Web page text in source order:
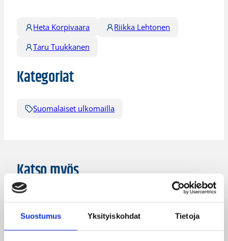
Suostumus Yksityiskohdat Tietoja
Heta Korpivaara
Riikka Lehtonen
Taru Tuukkanen
Kategoriat
Suomalaiset ulkomailla
Katso myös